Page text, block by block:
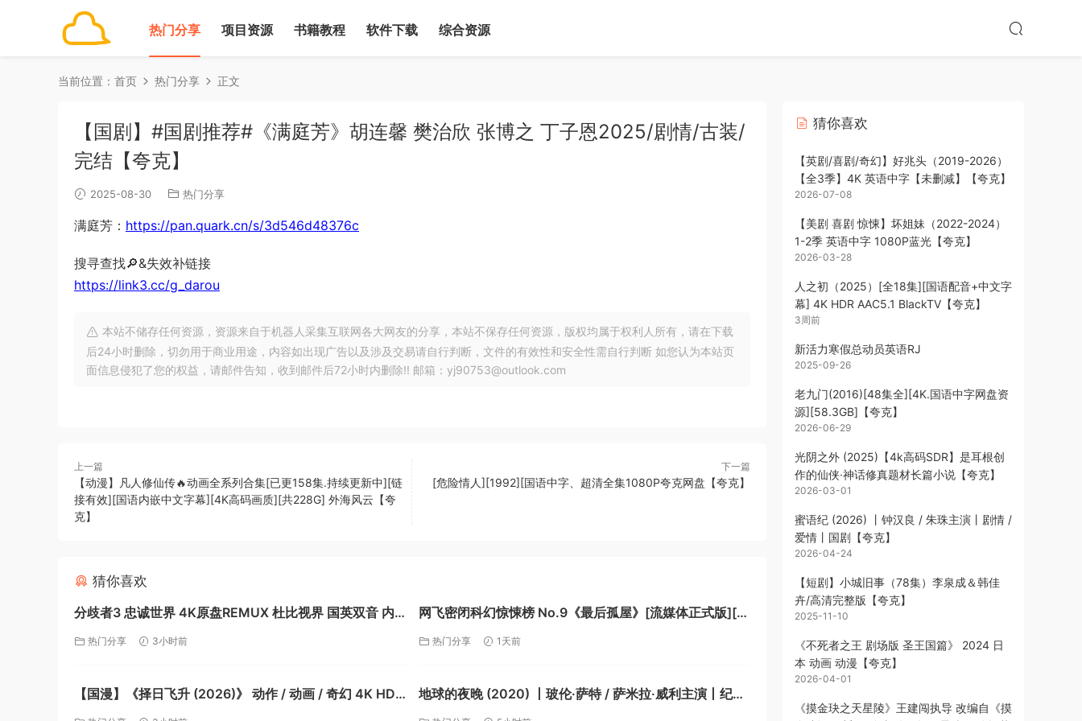
热门分享 项目资源 书籍教程 软件下载 综合资源
当前位置： 首页 热门分享 正文
【国剧】#国剧推荐#《满庭芳》胡连馨 樊治欣 张博之 丁子恩2025/剧情/古装/
完结【夸克】
2025-08-30 热门分享
满庭芳： https://pan.quark.cn/s/3d546d48376c
搜寻查找🔎&失效补链接
https://link3.cc/g_darou
本站不储存任何资源，资源来自于机器人采集互联网各大网友的分享，本站不保存任何资源，版权均属于权利人所有，请在下载
后24小时删除，切勿用于商业用途，内容如出现广告以及涉及交易请自行判断，文件的有效性和安全性需自行判断 如您认为本站页
面信息侵犯了您的权益，请邮件告知，收到邮件后72小时内删除!! 邮箱：yj90753@outlook.com
上一篇
【动漫】凡人修仙传🔥动画全系列合集[已更158集.持续更新中][链
接有效][国语内嵌中文字幕][4K高码画质][共228G] 外海风云【夸
克】
下一篇
[危险情人][1992][国语中字、超清全集1080P夸克网盘【夸克】
猜你喜欢
分歧者3 忠诚世界 4K原盘REMUX 杜比视界 国英双音 内
封字幕 77G【夸克】
热门分享 3小时前
网飞密闭科幻惊悚榜 No.9《最后孤屋》[流媒体正式版][官
方中英字幕][2026]【夸克】
热门分享 1天前
【国漫】《择日飞升 (2026)》 动作 / 动画 / 奇幻 4K HDR
高码率 国语中字 2G/集【夸克】
地球的夜晚 (2020) 丨玻伦·萨特 / 萨米拉·威利主演丨纪录
片丨英剧丨豆瓣9.2分丨全6集丨又名: 夜访地球【夸克】
猜你喜欢
【英剧/喜剧/奇幻】好兆头（2019-2026）
【全3季】4K 英语中字【未删减】【夸克】
2026-07-08
【美剧 喜剧 惊悚】坏姐妹（2022-2024）
1-2季 英语中字 1080P蓝光【夸克】
2026-03-28
人之初（2025）[全18集][国语配音+中文字
幕] 4K HDR AAC5.1 BlackTV【夸克】
3周前
新活力寒假总动员英语RJ
2025-09-26
老九门(2016)[48集全][4K.国语中字网盘资
源][58.3GB]【夸克】
2026-06-29
光阴之外 (2025)【4k高码SDR】是耳根创
作的仙侠·神话修真题材长篇小说【夸克】
2026-03-01
蜜语纪 (2026) 丨钟汉良 / 朱珠主演丨剧情 /
爱情丨国剧【夸克】
2026-04-24
【短剧】小城旧事（78集）李泉成＆韩佳
卉/高清完整版【夸克】
2025-11-10
《不死者之王 剧场版 圣王国篇》 2024 日
本 动画 动漫【夸克】
2026-04-01
《摸金玦之天星陵》王建闯执导 改编自《摸